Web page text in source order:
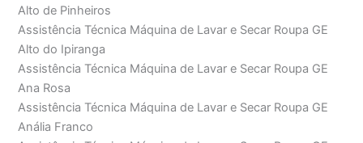
Alto de Pinheiros
Assistência Técnica Máquina de Lavar e Secar Roupa GE
Alto do Ipiranga
Assistência Técnica Máquina de Lavar e Secar Roupa GE
Ana Rosa
Assistência Técnica Máquina de Lavar e Secar Roupa GE
Anália Franco